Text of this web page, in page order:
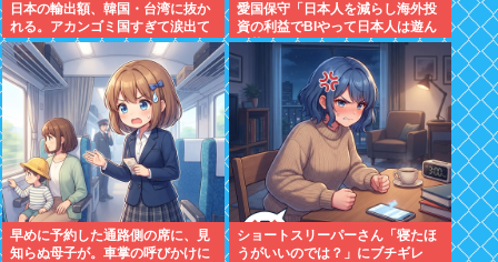
日本の輸出額、韓国・台湾に抜か
れる。アカンゴミ国すぎて涙出て
きた…
愛国保守「日本人を減らし海外投
資の利益でBIやって日本人は遊ん
で暮らすべき。移民は不要」
早めに予約した通路側の席に、見
知らぬ母子が。車掌の呼びかけに
ショートスリーパーさん「寝たほ
うがいいのでは？」にブチギレ